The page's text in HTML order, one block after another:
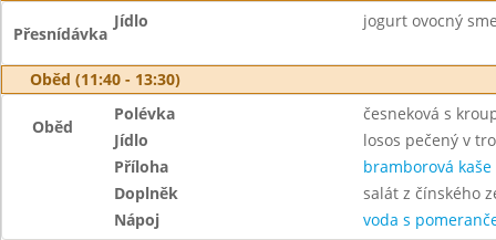
Přesnídávka
Jídlo jogurt ovocný
Oběd (11:40 - 13:30)
Oběd
Polévka
česneková s
Jídlo
losos pečený v
Příloha
bramborová kaše
Doplněk
salát z čínského
Nápoj
voda s